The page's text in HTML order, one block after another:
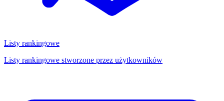
Listy rankingowe
Listy rankingowe stworzone przez użytkowników